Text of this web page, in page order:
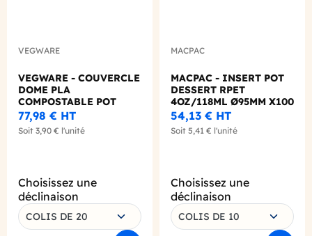
VEGWARE
VEGWARE - COUVERCLE
DOME PLA
COMPOSTABLE POT
SOUPE/GLACE 6-10OZ
Ø90MM X50
77,98 € HT
Soit 3,90 € l'unité
Choisissez une
déclinaison
COLIS DE 20
MACPAC
MACPAC - INSERT POT
DESSERT RPET
4OZ/118ML Ø95MM X100
54,13 € HT
Soit 5,41 € l'unité
Choisissez une
déclinaison
COLIS DE 10